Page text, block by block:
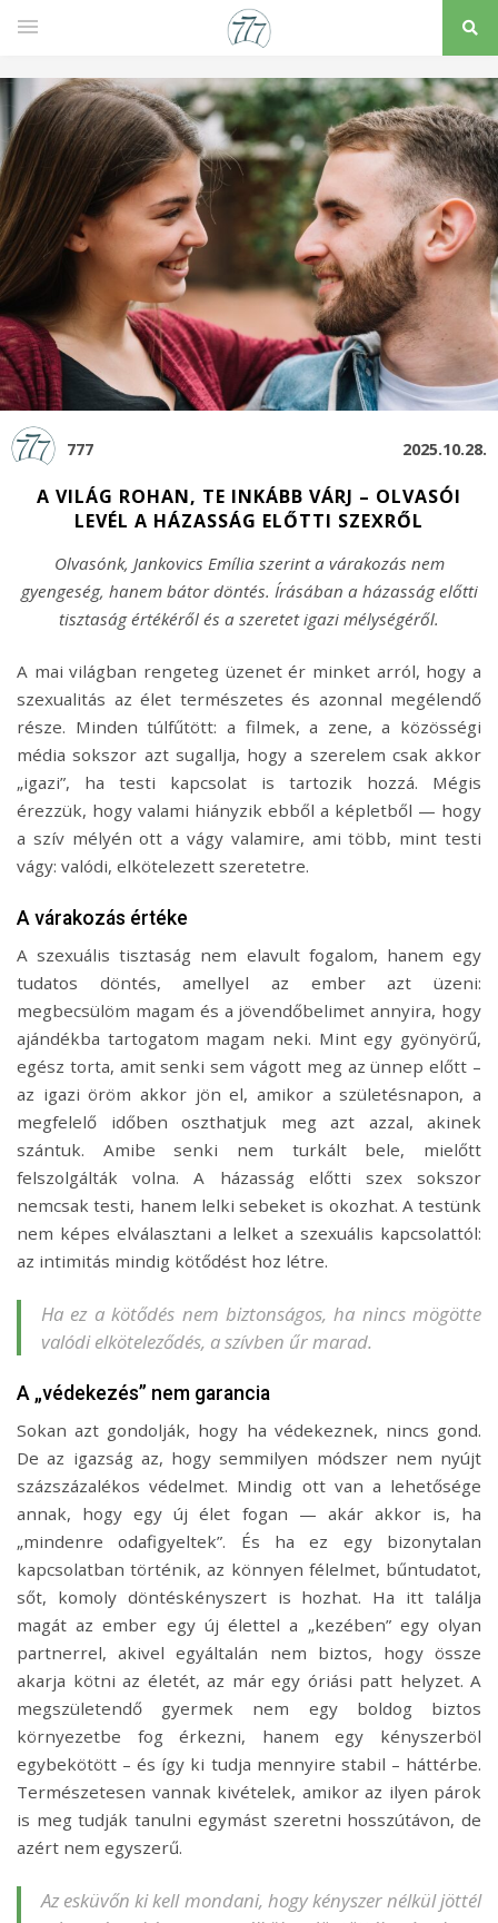
777 2025.10.28.
A VILÁG ROHAN, TE INKÁBB VÁRJ – OLVASÓI
LEVÉL A HÁZASSÁG ELŐTTI SZEXRŐL
Olvasónk, Jankovics Emília szerint a várakozás nem
gyengeség, hanem bátor döntés. Írásában a házasság előtti
tisztaság értékéről és a szeretet igazi mélységéről.
A mai világban rengeteg üzenet ér minket arról, hogy a
szexualitás az élet természetes és azonnal megélendő
része. Minden túlfűtött: a filmek, a zene, a közösségi
média sokszor azt sugallja, hogy a szerelem csak akkor
„igazi”, ha testi kapcsolat is tartozik hozzá. Mégis
érezzük, hogy valami hiányzik ebből a képletből — hogy
a szív mélyén ott a vágy valamire, ami több, mint testi
vágy: valódi, elkötelezett szeretetre.
A várakozás értéke
A szexuális tisztaság nem elavult fogalom, hanem egy
tudatos döntés, amellyel az ember azt üzeni:
megbecsülöm magam és a jövendőbelimet annyira, hogy
ajándékba tartogatom magam neki. Mint egy gyönyörű,
egész torta, amit senki sem vágott meg az ünnep előtt –
az igazi öröm akkor jön el, amikor a születésnapon, a
megfelelő időben oszthatjuk meg azt azzal, akinek
szántuk. Amibe senki nem turkált bele, mielőtt
felszolgálták volna. A házasság előtti szex sokszor
nemcsak testi, hanem lelki sebeket is okozhat. A testünk
nem képes elválasztani a lelket a szexuális kapcsolattól:
az intimitás mindig kötődést hoz létre.
Ha ez a kötődés nem biztonságos, ha nincs mögötte
valódi elköteleződés, a szívben űr marad.
A „védekezés” nem garancia
Sokan azt gondolják, hogy ha védekeznek, nincs gond.
De az igazság az, hogy semmilyen módszer nem nyújt
százszázalékos védelmet. Mindig ott van a lehetősége
annak, hogy egy új élet fogan — akár akkor is, ha
„mindenre odafigyeltek”. És ha ez egy bizonytalan
kapcsolatban történik, az könnyen félelmet, bűntudatot,
sőt, komoly döntéskényszert is hozhat. Ha itt találja
magát az ember egy új élettel a „kezében” egy olyan
partnerrel, akivel egyáltalán nem biztos, hogy össze
akarja kötni az életét, az már egy óriási patt helyzet. A
megszületendő gyermek nem egy boldog biztos
környezetbe fog érkezni, hanem egy kényszerböl
egybekötött – és így ki tudja mennyire stabil – háttérbe.
Természetesen vannak kivételek, amikor az ilyen párok
is meg tudják tanulni egymást szeretni hosszútávon, de
azért nem egyszerű.
Az esküvőn ki kell mondani, hogy kényszer nélkül jöttél